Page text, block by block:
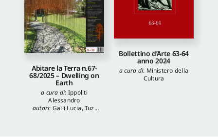
Abitare la Terra n.67-
68/2025 – Dwelling on
Earth
a cura di: Ippoliti
Alessandro
autori: Galli Lucia,Tuzi
Bollettino d’Arte 63-64
anno 2024
a cura di: Ministero della
Cultura